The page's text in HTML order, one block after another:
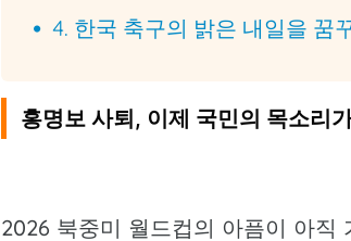
4. 한국 축구의 밝은 내일을 꿈
홍명보 사퇴, 이제 국민의 목소리
2026 북중미 월드컵의 아픔이 아직